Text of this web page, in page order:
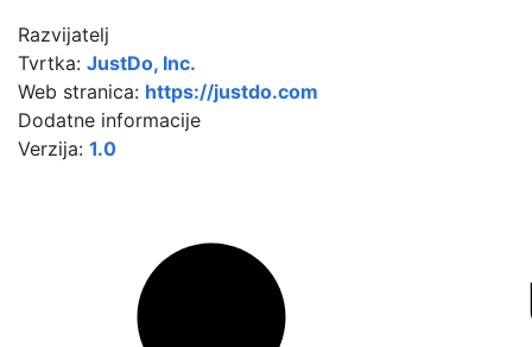
Razvijatelj
Tvrtka: JustDo, Inc.
Web stranica: https://justdo.com
Dodatne informacije
Verzija: 1.0